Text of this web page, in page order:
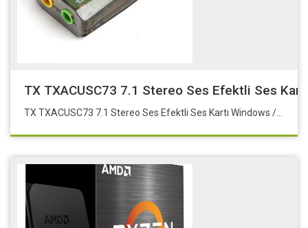
TX TXACUSC73 7.1 Stereo Ses Efektli Ses